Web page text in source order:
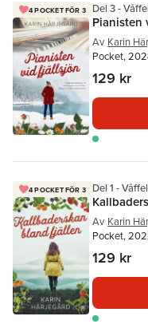
4 POCKET FÖR 3 Del 3 -
Pianisten
Av Karin
Pocket,
129 kr
4 POCKET FÖR 3 Del 1 -
Av Karin
Pocket,
129 kr